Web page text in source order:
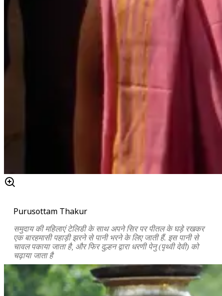
Purusottam Thakur
समुदाय की महिलाएं टेलिडी के साथ अपने सिर पर पीतल के घड़े रखकर
एक बारहमासी पहाड़ी झरने से पानी भरने के लिए जाती हैं. इस पानी से
चावल पकाया जाता है, और फिर दुल्हन द्वारा धरणी पेनु (पृथ्वी देवी) को
चढ़ाया जाता है